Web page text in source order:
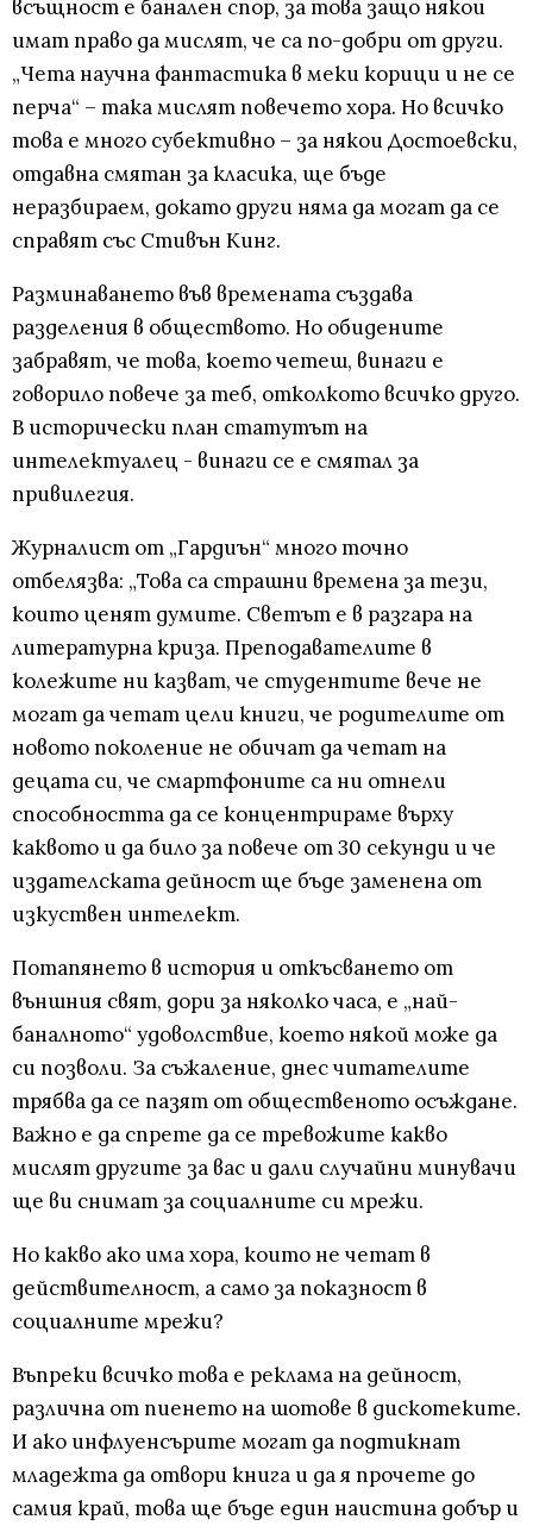
всъщност е банален спор, за това защо някои
имат право да мислят, че са по-добри от други.
„Чета научна фантастика в меки корици и не се
перча“ – така мислят повечето хора. Но всичко
това е много субективно – за някои Достоевски,
отдавна смятан за класика, ще бъде
неразбираем, докато други няма да могат да се
справят със Стивън Кинг.
Разминаването във времената създава
разделения в обществото. Но обидените
забравят, че това, което четеш, винаги е
говорило повече за теб, отколкото всичко друго.
В исторически план статутът на
интелектуалец - винаги се е смятал за
привилегия.
Журналист от „Гардиън“ много точно
отбелязва: „Това са страшни времена за тези,
които ценят думите. Светът е в разгара на
литературна криза. Преподавателите в
колежите ни казват, че студентите вече не
могат да четат цели книги, че родителите от
новото поколение не обичат да четат на
децата си, че смартфоните са ни отнели
способността да се концентрираме върху
каквото и да било за повече от 30 секунди и че
издателската дейност ще бъде заменена от
изкуствен интелект.
Потапянето в история и откъсването от
външния свят, дори за няколко часа, е „най-
баналното“ удоволствие, което някой може да
си позволи. За съжаление, днес читателите
трябва да се пазят от общественото осъждане.
Важно е да спрете да се тревожите какво
мислят другите за вас и дали случайни минувачи
ще ви снимат за социалните си мрежи.
Но какво ако има хора, които не четат в
действителност, а само за показност в
социалните мрежи?
Въпреки всичко това е реклама на дейност,
различна от пиенето на шотове в дискотеките.
И ако инфлуенсърите могат да подтикнат
младежта да отвори книга и да я прочете до
самия край, това ще бъде един наистина добър и